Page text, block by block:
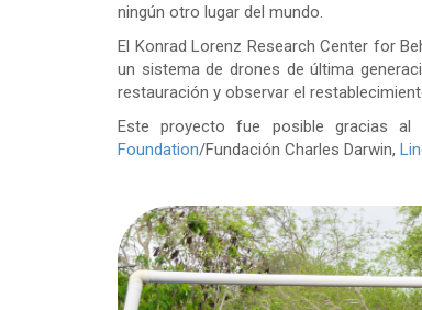
ningún otro lugar del mundo.
El Konrad Lorenz Research Center for
un sistema de drones de última
restauración y observar el
Este proyecto fue posible gracias al
Foundation/Fundación Charles Darwin,